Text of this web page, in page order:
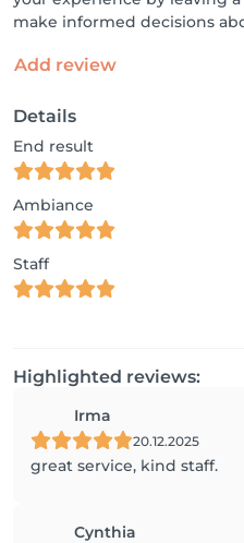
make informed decisions
Add review
Details
End result
Ambiance
Staff
Highlighted reviews:
Irma
20.12.2025
great service, kind staff.
Cynthia